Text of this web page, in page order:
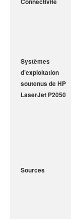
Systèmes
d’exploitation
soutenus de HP
LaserJet P2050
Sources